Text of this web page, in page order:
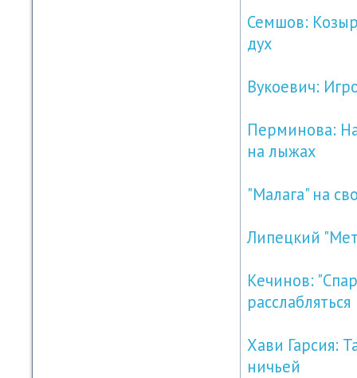
Семшов:
дух
Вукоевич:
Перминова:
на лыжах
"Малага" на
Липецкий
Кечинов:
расслабляться
Хави Гарсия:
ничьей